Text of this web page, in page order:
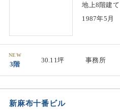
地上8階建て
1987年5月
NEW
3階
30.11坪 事務所
新麻布十番ビル